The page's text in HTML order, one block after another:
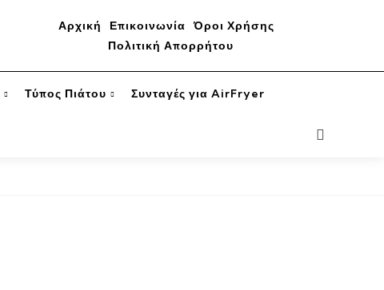
Αρχική Επικοινωνία
Όροι Χρήσης
Πολιτική Απορρήτου
Τύπος Πιάτου
Συνταγές για AirFryer